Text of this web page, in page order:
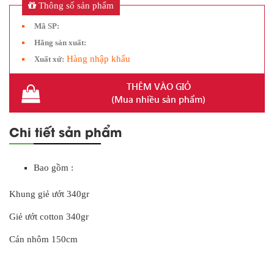
Thông số sản phẩm
Mã SP:
Hãng sản xuất:
Xuất xứ: Hàng nhập khẩu
THÊM VÀO GIỎ
(Mua nhiều sản phẩm)
Chi tiết sản phẩm
Bao gồm :
Khung giẻ ướt 340gr
Giẻ ướt cotton 340gr
Cán nhôm 150cm